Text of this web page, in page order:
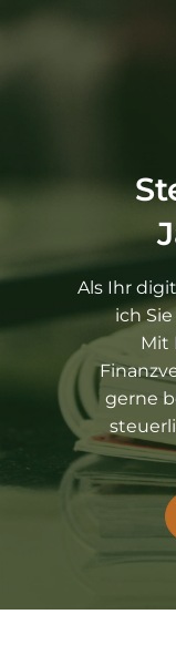
Als Ihr
ich
Mit
gerne